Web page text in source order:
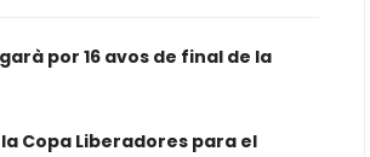
por 16 avos de final de la
Copa Liberadores para el